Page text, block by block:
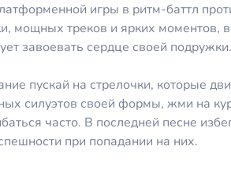
игры в ритм-баттл
мощных треков и ярких моментов,
завоевать сердце своей подружки.
пускай на стрелочки, которые
силуэтов своей формы, жми на
часто. В последней песне
при попадании на них.